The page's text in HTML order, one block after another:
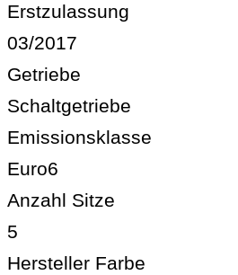
Erstzulassung
03/2017
Getriebe
Schaltgetriebe
Emissionsklasse
Euro6
Anzahl Sitze
5
Hersteller Farbe